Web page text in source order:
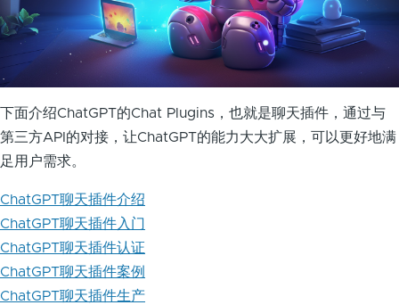
下面介绍ChatGPT的Chat Plugins，也就是聊天插件，通过与
第三方API的对接，让ChatGPT的能力大大扩展，可以更好地满
足用户需求。
ChatGPT聊天插件介绍
ChatGPT聊天插件入门
ChatGPT聊天插件认证
ChatGPT聊天插件案例
ChatGPT聊天插件生产